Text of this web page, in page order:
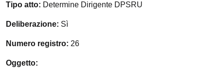
Tipo atto: Determine Dirigente DPSRU
Deliberazione: Sì
Numero registro: 26
Oggetto: